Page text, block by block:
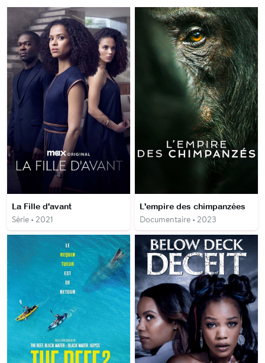
La Fille d'avant
Série • 2021
L'empire des chimpanzées
Documentaire • 2023